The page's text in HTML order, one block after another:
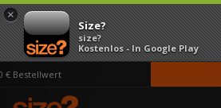
×
Size?
size?
Kostenlos - In Google Play
Bestellwert